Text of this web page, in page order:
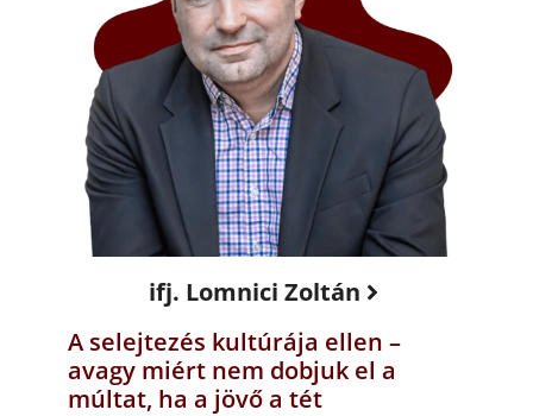
ifj. Lomnici Zoltán
A selejtezés kultúrája ellen –
avagy miért nem dobjuk el a
múltat, ha a jövő a tét